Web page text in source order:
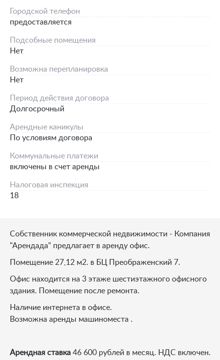
Городской телефон
предоставляется
Подсобные помещения
Нет
Возможна перепланировка
Нет
Период действия договора
Долгосрочный
Арендные каникулы
По условиям договора
Коммунальные платежи
включены в счет аренды
Налоговая инспекция
18
Собственник коммерческой недвижимости - Компания
"Арендада" предлагает в аренду офис.
Помещение 27,12 м2. в БЦ Преображенский 7.
Офис находится на 3 этаже шестиэтажного офисного
здания. Помещение после ремонта.
Наличие интернета в офисе.
Возможна аренды машиноместа .
Арендная ставка 46 600 рублей в месяц. НДС включен.